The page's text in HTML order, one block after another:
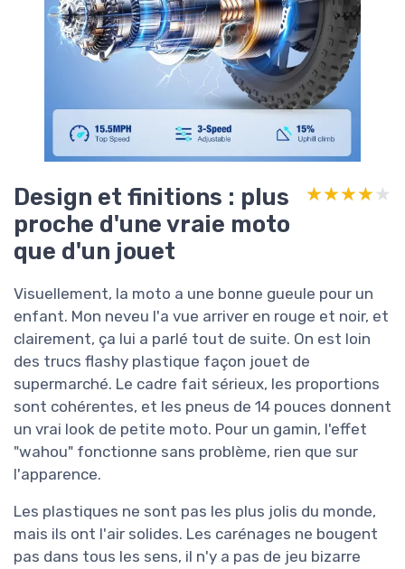
Design et finitions : plus
proche d'une vraie moto
que d'un jouet
★★★★★
★★★★★
Visuellement, la moto a une bonne gueule pour un
enfant. Mon neveu l'a vue arriver en rouge et noir, et
clairement, ça lui a parlé tout de suite. On est loin
des trucs flashy plastique façon jouet de
supermarché. Le cadre fait sérieux, les proportions
sont cohérentes, et les pneus de 14 pouces donnent
un vrai look de petite moto. Pour un gamin, l'effet
"wahou" fonctionne sans problème, rien que sur
l'apparence.
Les plastiques ne sont pas les plus jolis du monde,
mais ils ont l'air solides. Les carénages ne bougent
pas dans tous les sens, il n'y a pas de jeu bizarre